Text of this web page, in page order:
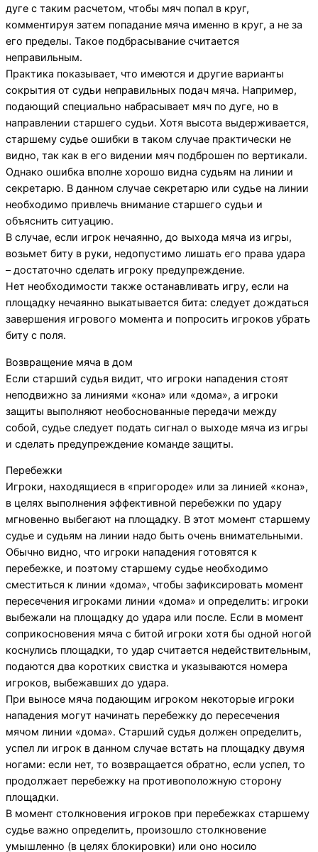
дуге с таким расчетом, чтобы мяч попал в круг,
комментируя затем попадание мяча именно в круг, а не за
его пределы. Такое подбрасывание считается
неправильным.
Практика показывает, что имеются и другие варианты
сокрытия от судьи неправильных подач мяча. Например,
подающий специально набрасывает мяч по дуге, но в
направлении старшего судьи. Хотя высота выдерживается,
старшему судье ошибки в таком случае практически не
видно, так как в его видении мяч подброшен по вертикали.
Однако ошибка вполне хорошо видна судьям на линии и
секретарю. В данном случае секретарю или судье на линии
необходимо привлечь внимание старшего судьи и
объяснить ситуацию.
В случае, если игрок нечаянно, до выхода мяча из игры,
возьмет биту в руки, недопустимо лишать его права удара
– достаточно сделать игроку предупреждение.
Нет необходимости также останавливать игру, если на
площадку нечаянно выкатывается бита: следует дождаться
завершения игрового момента и попросить игроков убрать
биту с поля.
Возвращение мяча в дом
Если старший судья видит, что игроки нападения стоят
неподвижно за линиями «кона» или «дома», а игроки
защиты выполняют необоснованные передачи между
собой, судье следует подать сигнал о выходе мяча из игры
и сделать предупреждение команде защиты.
Перебежки
Игроки, находящиеся в «пригороде» или за линией «кона»,
в целях выполнения эффективной перебежки по удару
мгновенно выбегают на площадку. В этот момент старшему
судье и судьям на линии надо быть очень внимательными.
Обычно видно, что игроки нападения готовятся к
перебежке, и поэтому старшему судье необходимо
сместиться к линии «дома», чтобы зафиксировать момент
пересечения игроками линии «дома» и определить: игроки
выбежали на площадку до удара или после. Если в момент
соприкосновения мяча с битой игроки хотя бы одной ногой
коснулись площадки, то удар считается недействительным,
подаются два коротких свистка и указываются номера
игроков, выбежавших до удара.
При выносе мяча подающим игроком некоторые игроки
нападения могут начинать перебежку до пересечения
мячом линии «дома». Старший судья должен определить,
успел ли игрок в данном случае встать на площадку двумя
ногами: если нет, то возвращается обратно, если успел, то
продолжает перебежку на противоположную сторону
площадки.
В момент столкновения игроков при перебежках старшему
судье важно определить, произошло столкновение
умышленно (в целях блокировки) или оно носило